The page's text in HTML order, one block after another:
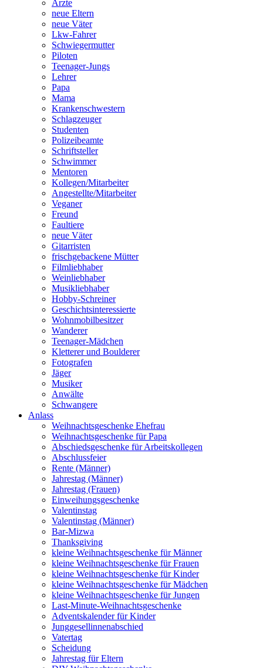
Ärzte
neue Eltern
neue Väter
Lkw-Fahrer
Schwiegermutter
Piloten
Teenager-Jungs
Lehrer
Papa
Mama
Krankenschwestern
Schlagzeuger
Studenten
Polizeibeamte
Schriftsteller
Schwimmer
Mentoren
Kollegen/Mitarbeiter
Angestellte/Mitarbeiter
Veganer
Freund
Faultiere
neue Väter
Gitarristen
frischgebackene Mütter
Filmliebhaber
Weinliebhaber
Musikliebhaber
Hobby-Schreiner
Geschichtsinteressierte
Wohnmobilbesitzer
Wanderer
Teenager-Mädchen
Kletterer und Boulderer
Fotografen
Jäger
Musiker
Anwälte
Schwangere
Anlass
Weihnachtsgeschenke Ehefrau
Weihnachtsgeschenke für Papa
Abschiedsgeschenke für Arbeitskollegen
Abschlussfeier
Rente (Männer)
Jahrestag (Männer)
Jahrestag (Frauen)
Einweihungsgeschenke
Valentinstag
Valentinstag (Männer)
Bar-Mizwa
Thanksgiving
kleine Weihnachtsgeschenke für Männer
kleine Weihnachtsgeschenke für Frauen
kleine Weihnachtsgeschenke für Kinder
kleine Weihnachtsgeschenke für Mädchen
kleine Weihnachtsgeschenke für Jungen
Last-Minute-Weihnachtsgeschenke
Adventskalender für Kinder
Junggesellinnenabschied
Vatertag
Scheidung
Jahrestag für Eltern